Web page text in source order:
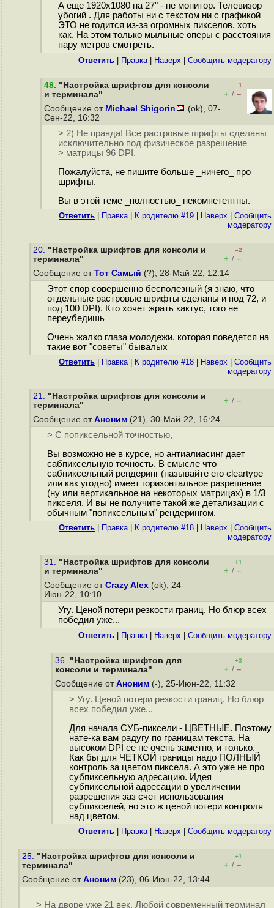
А еще 1920х1080 на 27" - не монитор. Телевизор
убогий . Для работы ни с текстом ни с графикой
ЭТО не годится из-за огромных пикселов, хоть
как. На этом только мыльные оперы с расстояния
пару метров смотреть.
Ответить Правка| Наверх Cообщить модератору
48. "Настройка шрифтов для консоли
и терминала"
–1
+ / –
Сообщение от Michael Shigorin
(ok), 07-
Сен-22, 16:32
> 2) Не правда! Все растровые шрифты сделаны
исключительно под физическое разрешение
> матрицы 96 DPI.
Пожалуйста, не пишите больше _ничего_ про
шрифты.
Вы в этой теме _полностью_ некомпетентны.
Ответить Правка| К родителю #19 Наверх
Cообщить
модератору
20. "Настройка шрифтов для консоли и
терминала"
–2
+ / –
Сообщение от Тот Самый (?), 28-Май-22, 12:14
Этот спор совершенно бесполезный (я знаю, что
отдельные растровые шрифты сделаны и под 72, и
под 100 DPI). Кто хочет жрать кактус, того не
переубедишь
Очень жалко глаза молодежи, которая поведется на
такие вот "советы" бывалых
Ответить Правка| К родителю #18 Наверх
Cообщить
модератору
21. "Настройка шрифтов для консоли и
терминала"
+ / –
Сообщение от Аноним (21), 30-Май-22, 16:24
> С попиксельной точностью,
Вы возможно не в курсе, но антиалиасинг дает
сабпиксельную точность. В смысле что
сабпиксельный рендеринг (называйте его cleartype
или как угодно) имеет горизонтальное разрешение
(ну или вертикальное на некоторых матрицах) в 1/3
пикселя. И вы не получите такой же детализации с
обычным "попиксельным" рендерингом.
Ответить Правка| К родителю #18 Наверх
Cообщить
модератору
31. "Настройка шрифтов для консоли
и терминала"
+1
+ / –
Сообщение от Crazy Alex (ok), 24-
Июн-22, 10:10
Угу. Ценой потери резкости границ. Но блюр всех
победил уже...
Ответить Правка| Наверх Cообщить модератору
36. "Настройка шрифтов для
консоли и терминала"
+3
+ / –
Сообщение от Аноним (-), 25-Июн-22, 11:32
> Угу. Ценой потери резкости границ. Но блюр
всех победил уже...
Для начала СУБ-пиксели - ЦВЕТНЫЕ. Поэтому
нате-ка вам радугу по границам текста. На
высоком DPI ее не очень заметно, и только.
Как бы для ЧЕТКОЙ границы надо ПОЛНЫЙ
контроль за цветом пиксела. А это уже не про
субпиксельную адресацию. Идея
субпиксельной адресации в увеличении
разрешения заз счет использования
субпикселей, но это ж ценой потери контроля
над цветом.
Ответить Правка| Наверх Cообщить модератору
25. "Настройка шрифтов для консоли и
терминала"
+1
+ / –
Сообщение от Аноним (23), 06-Июн-22, 13:44
> На дворе уже 21 век. Любой современный терминал